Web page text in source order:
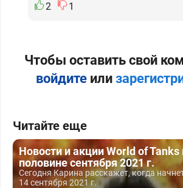
2
1
Чтобы оставить свой
войдитеили
Читайте еще
Новости и акции World of Tanks
половине сентября 2021 г.
Сегодня Карина расскажет, когда
14 сентября 2021 г.